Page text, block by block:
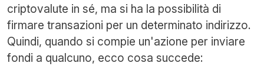
criptovalute in sé, ma si ha la possibilità di
firmare transazioni per un determinato indirizzo.
Quindi, quando si compie un'azione per inviare
fondi a qualcuno, ecco cosa succede: